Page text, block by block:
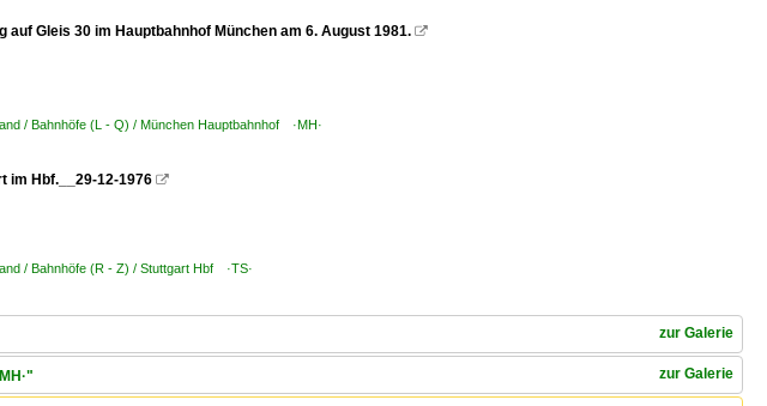
Gleis 30 im Hauptbahnhof München am 6. August 1981. 
/ Bahnhöfe (L - Q) / München Hauptbahnhof ·MH·
im Hbf.__29-12-1976 
/ Bahnhöfe (R - Z) / Stuttgart Hbf ·TS·
zur Galerie
zur Galerie